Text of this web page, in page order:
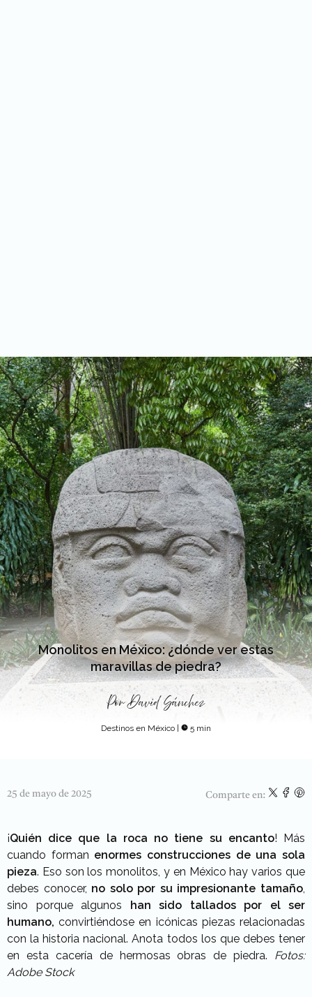
Monolitos en México: ¿dónde ver estas
maravillas de piedra?
PorDavid Sánchez
Destinos en México 5 min
25 de mayo de 2025 Comparte en:
¡Quién dice que la roca no tiene su encanto! Más
cuando forman enormes construcciones de una sola
pieza. Eso son los monolitos, y en México hay varios que
debes conocer, no solo por su impresionante tamaño,
sino porque algunos
han sido tallados por el ser
humano, convirtiéndose en icónicas piezas relacionadas
con la historia nacional. Anota todos los que debes tener
en esta cacería de hermosas obras de piedra. Fotos:
Adobe Stock